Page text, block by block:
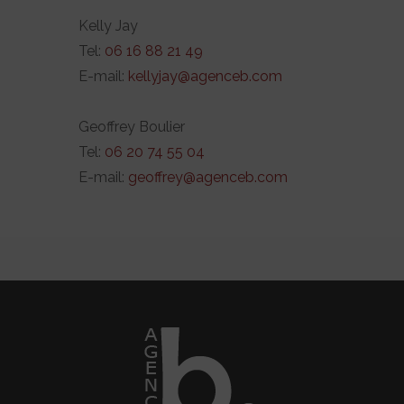
Kelly Jay
Tel: 06 16 88 21 49
E-mail: kellyjay@agenceb.com
Geoffrey Boulier
Tel: 06 20 74 55 04
E-mail: geoffrey@agenceb.com